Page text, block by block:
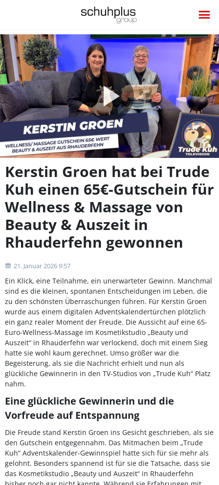
Video
Kerstin Groen hat bei Trude
Kuh einen 65€-Gutschein für
Wellness & Massage von
Beauty & Auszeit in
Rhauderfehn gewonnen
21. Januar 2026 9:57
Ein Klick, eine Teilnahme, ein unerwarteter Gewinn. Manchmal
sind es die kleinen, spontanen Entscheidungen im Leben, die
zu den schönsten Überraschungen führen. Für Kerstin Groen
wurde aus einem digitalen Adventskalendertürchen plötzlich
ein ganz realer Moment der Freude. Die Aussicht auf eine 65-
Euro-Wellness-Massage im Kosmetikstudio „Beauty und
Auszeit“ in Rhauderfehn war verlockend, doch mit einem Sieg
hatte sie wohl kaum gerechnet. Umso größer war die
Begeisterung, als sie die Nachricht erhielt und nun als
glückliche Gewinnerin in den TV-Studios von „Trude Kuh“ Platz
nahm.
Eine glückliche Gewinnerin und die
Vorfreude auf Entspannung
Die Freude stand Kerstin Groen ins Gesicht geschrieben, als sie
den Gutschein entgegennahm. Das Mitmachen beim „Trude
Kuh“ Adventskalender-Gewinnspiel hatte sich für sie mehr als
gelohnt. Besonders spannend ist für sie die Tatsache, dass sie
das Kosmetikstudio „Beauty und Auszeit“ in Rhauderfehn